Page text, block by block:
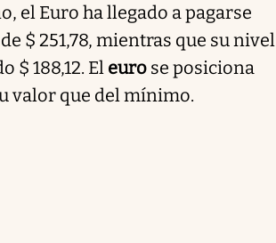
el Euro ha llegado a pagarse
$ 251,78, mientras que su nivel
$ 188,12. El euro se posiciona
valor que del mínimo.